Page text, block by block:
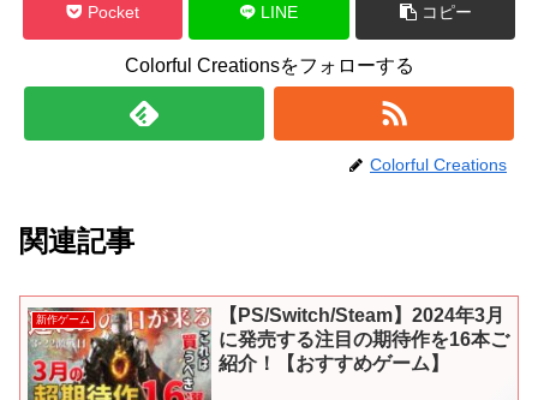
Pocket LINE コピー
Colorful Creationsをフォローする
Colorful Creations
関連記事
新作ゲーム
【PS/Switch/Steam】2024年3月
に発売する注目の期待作を16本ご
紹介！【おすすめゲーム】